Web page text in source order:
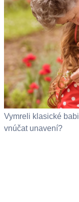
Vymreli klasické
vnúčat unavení?